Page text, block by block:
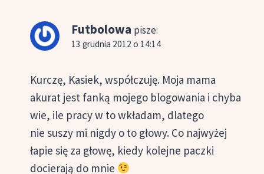
Futbolowa pisze:
13 grudnia 2012 o 14:14
Kurczę, Kasiek, współczuję. Moja mama
akurat jest fanką mojego blogowania i chyba
wie, ile pracy w to wkładam, dlatego
nie suszy mi nigdy o to głowy. Co najwyżej
łapie się za głowę, kiedy kolejne paczki
docierają do mnie